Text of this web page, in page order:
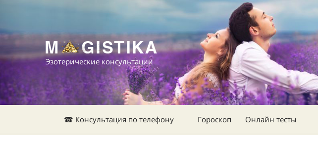
Эзотерические консультации
☎ Консультация по телефону Гороскоп Онлайн тесты